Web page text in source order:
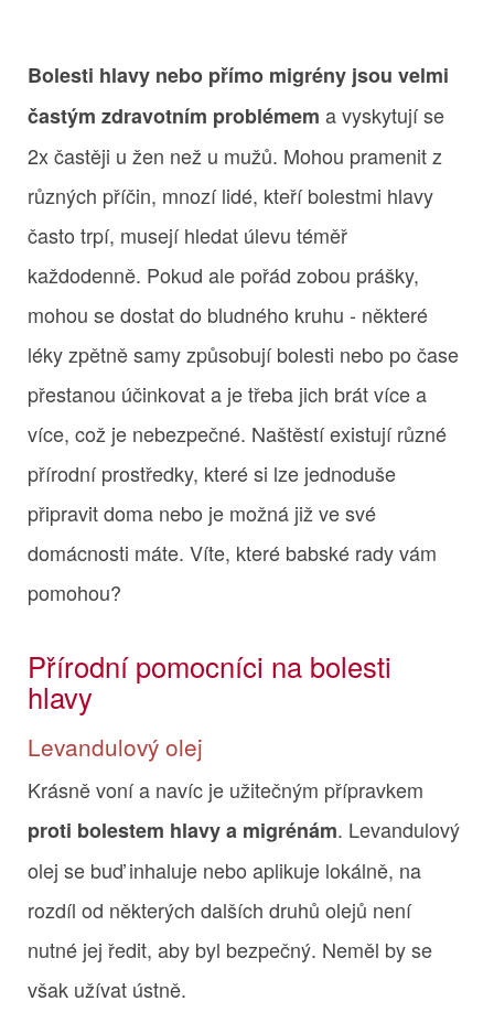
Bolesti hlavy nebo přímo migrény jsou velmi
častým zdravotním problémem a vyskytují se
2x častěji u žen než u mužů. Mohou pramenit z
různých příčin, mnozí lidé, kteří bolestmi hlavy
často trpí, musejí hledat úlevu téměř
každodenně. Pokud ale pořád zobou prášky,
mohou se dostat do bludného kruhu - některé
léky zpětně samy způsobují bolesti nebo po čase
přestanou účinkovat a je třeba jich brát více a
více, což je nebezpečné. Naštěstí existují různé
přírodní prostředky, které si lze jednoduše
připravit doma nebo je možná již ve své
domácnosti máte. Víte, které babské rady vám
pomohou?
Přírodní pomocníci na bolesti
hlavy
Levandulový olej
Krásně voní a navíc je užitečným přípravkem
proti bolestem hlavy a migrénám. Levandulový
olej se buď inhaluje nebo aplikuje lokálně, na
rozdíl od některých dalších druhů olejů není
nutné jej ředit, aby byl bezpečný. Neměl by se
však užívat ústně.